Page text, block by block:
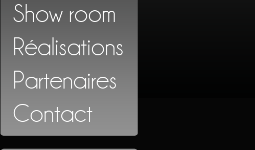
Show room
Réalisations
Partenaires
Contact